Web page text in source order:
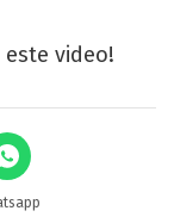
este video!